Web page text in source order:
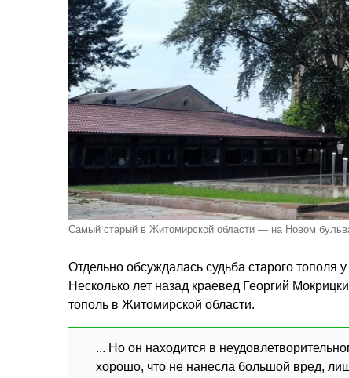
Самый старый в Житомирской области — на Новом
Отдельно обсуждалась судьба старого
Несколько лет назад краевед Георгий
тополь в Житомирской области.
... Но он находится в
хорошо, что не нанесла большой вред,